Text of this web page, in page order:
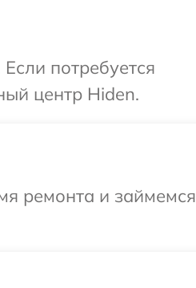
потребуется
центр Hiden.
ремонта и займемся